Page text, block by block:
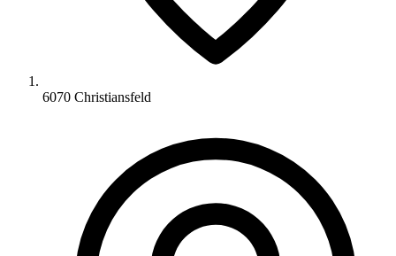
6070 Christiansfeld